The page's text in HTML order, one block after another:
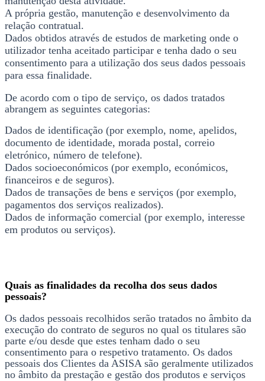
A própria gestão, manutenção e desenvolvimento da
relação contratual.
Dados obtidos através de estudos de marketing onde o
utilizador tenha aceitado participar e tenha dado o seu
consentimento para a utilização dos seus dados pessoais
para essa finalidade.
De acordo com o tipo de serviço, os dados tratados
abrangem as seguintes categorias:
Dados de identificação (por exemplo, nome, apelidos,
documento de identidade, morada postal, correio
eletrónico, número de telefone).
Dados socioeconómicos (por exemplo, económicos,
financeiros e de seguros).
Dados de transações de bens e serviços (por exemplo,
pagamentos dos serviços realizados).
Dados de informação comercial (por exemplo, interesse
em produtos ou serviços).
Quais as finalidades da recolha dos seus dados
pessoais?
Os dados pessoais recolhidos serão tratados no âmbito da
execução do contrato de seguros no qual os titulares são
parte e/ou desde que estes tenham dado o seu
consentimento para o respetivo tratamento. Os dados
pessoais dos Clientes da ASISA são geralmente utilizados
no âmbito da prestação e gestão dos produtos e serviços